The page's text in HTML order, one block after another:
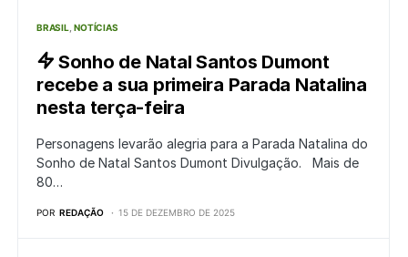
BRASIL NOTÍCIAS
Sonho de Natal Santos Dumont
recebe a sua primeira Parada Natalina
nesta terça-feira
Personagens levarão alegria para a Parada Natalina do
Sonho de Natal Santos Dumont Divulgação. Mais de
80…
POR REDAÇÃO 15 DE DEZEMBRO DE 2025